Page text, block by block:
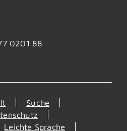
0201 88
Suche
Leichte Sprache